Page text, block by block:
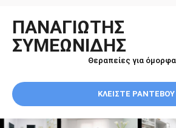
ΠΑΝΑΓΙΩΤΗΣ
ΣΥΜΕΩΝΙΔΗΣ
Θεραπείες για
ΚΛΕΙΣΤΕ ΡΑΝΤΕΒΟΥ